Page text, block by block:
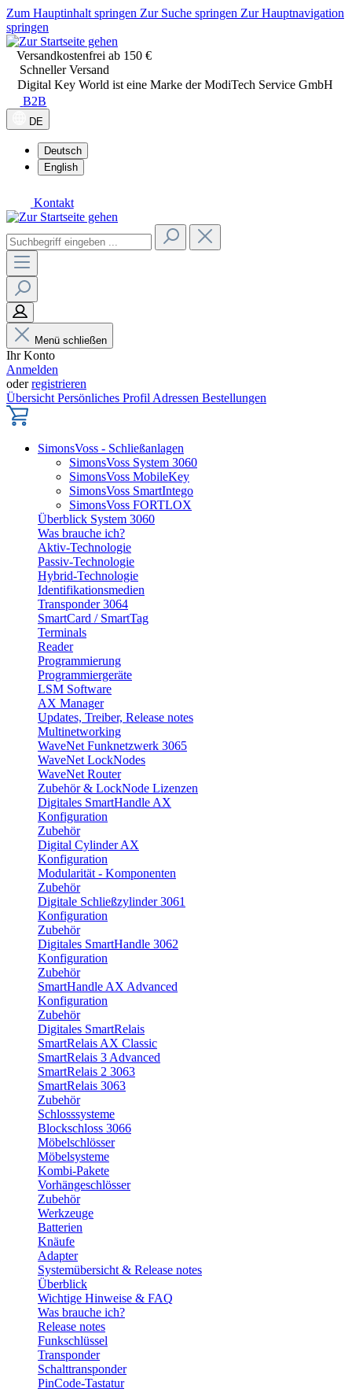
Zum Hauptinhalt springen Zur Suche springen Zur Hauptnavigation
springen
Versandkostenfrei ab 150 €
Schneller Versand
Digital Key World ist eine Marke der ModiTech Service GmbH
B2B
DE
Deutsch
English
Kontakt
Menü schließen
Ihr Konto
Anmelden
oderregistrieren
Übersicht Persönliches Profil Adressen Bestellungen
SimonsVoss - Schließanlagen
SimonsVoss System 3060
SimonsVoss MobileKey
SimonsVoss SmartIntego
SimonsVoss FORTLOX
Überblick System 3060
Was brauche ich?
Aktiv-Technologie
Passiv-Technologie
Hybrid-Technologie
Identifikationsmedien
Transponder 3064
SmartCard / SmartTag
Terminals
Reader
Programmierung
Programmiergeräte
LSM Software
AX Manager
Updates, Treiber, Release notes
Multinetworking
WaveNet Funknetzwerk 3065
WaveNet LockNodes
WaveNet Router
Zubehör & LockNode Lizenzen
Digitales SmartHandle AX
Konfiguration
Zubehör
Digital Cylinder AX
Konfiguration
Modularität - Komponenten
Zubehör
Digitale Schließzylinder 3061
Konfiguration
Zubehör
Digitales SmartHandle 3062
Konfiguration
Zubehör
SmartHandle AX Advanced
Konfiguration
Zubehör
Digitales SmartRelais
SmartRelais AX Classic
SmartRelais 3 Advanced
SmartRelais 2 3063
SmartRelais 3063
Zubehör
Schlosssysteme
Blockschloss 3066
Möbelschlösser
Möbelsysteme
Kombi-Pakete
Vorhängeschlösser
Zubehör
Werkzeuge
Batterien
Knäufe
Adapter
Systemübersicht & Release notes
Überblick
Wichtige Hinweise & FAQ
Was brauche ich?
Release notes
Funkschlüssel
Transponder
Schalttransponder
PinCode-Tastatur